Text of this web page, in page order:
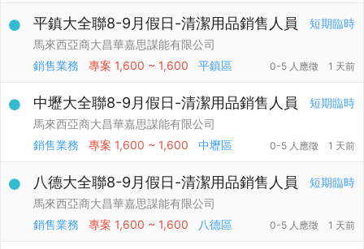
短期臨時
平鎮大全聯8-9月假日-清潔用品銷售人員
馬來西亞商大昌華嘉思謀能有限公司
銷售業務
專案 1,600 ~ 1,600 平鎮區 0-5 人應徵 1 天前
短期臨時
中壢大全聯8-9月假日-清潔用品銷售人員
馬來西亞商大昌華嘉思謀能有限公司
銷售業務
專案 1,600 ~ 1,600 中壢區 0-5 人應徵 1 天前
短期臨時
八德大全聯8-9月假日-清潔用品銷售人員
馬來西亞商大昌華嘉思謀能有限公司
銷售業務
專案 1,600 ~ 1,600 八德區 0-5 人應徵 1 天前